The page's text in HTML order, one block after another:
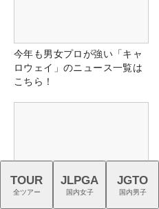
今年も男女プロが強い「キャ
ロウェイ」のニュース一覧は
こちら！
TOUR
全ツアー
JLPGA
国内女子
JGTO
国内男子